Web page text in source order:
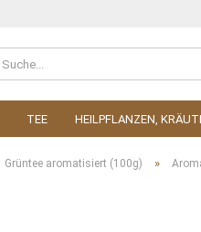
TEE HEILPFLANZEN,
Grüntee aromatisiert (100g) »